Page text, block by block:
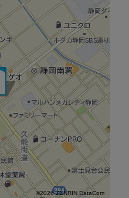
©2026 ZENRIN DataCom